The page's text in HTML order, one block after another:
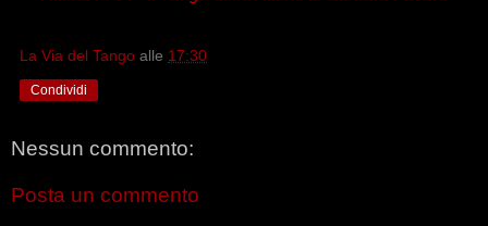
La Via del Tango alle 17:30
Condividi
Nessun commento:
Posta un commento